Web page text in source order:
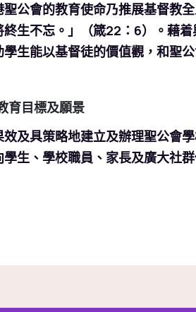
聖公會的教育使命乃推展基督教
終生不忘。」（箴22：6）。藉
學生能以基督徒的價值觀，和聖
育目標及願景
效及具策略地建立及辦理聖公會
學生、學校職員、家長及廣大社